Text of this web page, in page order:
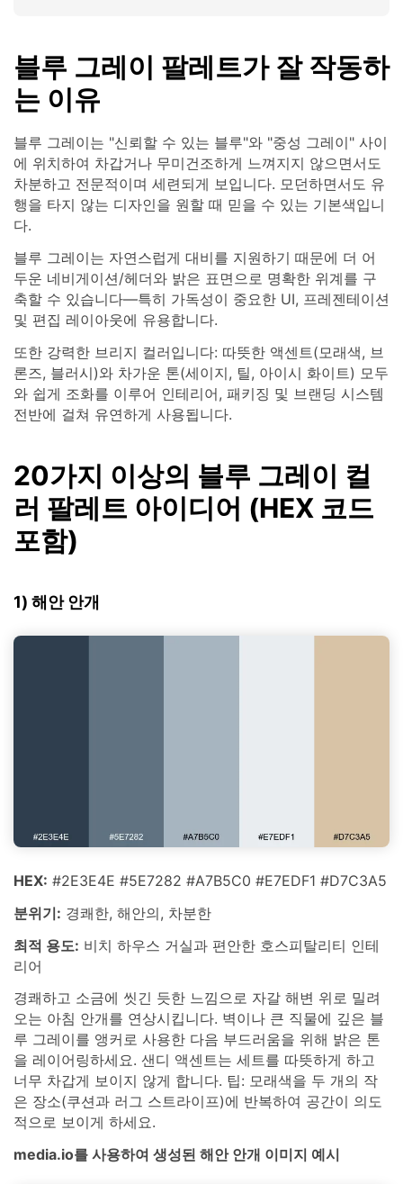
블루 그레이 팔레트가 잘 작동하
는 이유
블루 그레이는 "신뢰할 수 있는 블루"와 "중성 그레이" 사이
에 위치하여 차갑거나 무미건조하게 느껴지지 않으면서도
차분하고 전문적이며 세련되게 보입니다. 모던하면서도 유
행을 타지 않는 디자인을 원할 때 믿을 수 있는 기본색입니
다.
블루 그레이는 자연스럽게 대비를 지원하기 때문에 더 어
두운 네비게이션/헤더와 밝은 표면으로 명확한 위계를 구
축할 수 있습니다—특히 가독성이 중요한 UI, 프레젠테이션
및 편집 레이아웃에 유용합니다.
또한 강력한 브리지 컬러입니다: 따뜻한 액센트(모래색, 브
론즈, 블러시)와 차가운 톤(세이지, 틸, 아이시 화이트) 모두
와 쉽게 조화를 이루어 인테리어, 패키징 및 브랜딩 시스템
전반에 걸쳐 유연하게 사용됩니다.
20가지 이상의 블루 그레이 컬
러 팔레트 아이디어 (HEX 코드
포함)
1) 해안 안개
HEX: #2E3E4E #5E7282 #A7B5C0 #E7EDF1 #D7C3A5
분위기: 경쾌한, 해안의, 차분한
최적 용도: 비치 하우스 거실과 편안한 호스피탈리티 인테
리어
경쾌하고 소금에 씻긴 듯한 느낌으로 자갈 해변 위로 밀려
오는 아침 안개를 연상시킵니다. 벽이나 큰 직물에 깊은 블
루 그레이를 앵커로 사용한 다음 부드러움을 위해 밝은 톤
을 레이어링하세요. 샌디 액센트는 세트를 따뜻하게 하고
너무 차갑게 보이지 않게 합니다. 팁: 모래색을 두 개의 작
은 장소(쿠션과 러그 스트라이프)에 반복하여 공간이 의도
적으로 보이게 하세요.
media.io를 사용하여 생성된 해안 안개 이미지 예시